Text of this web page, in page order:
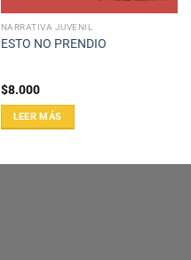
NARRATIVA JUVENIL
ESTO NO PRENDIO
$8.000
LEER MÁS